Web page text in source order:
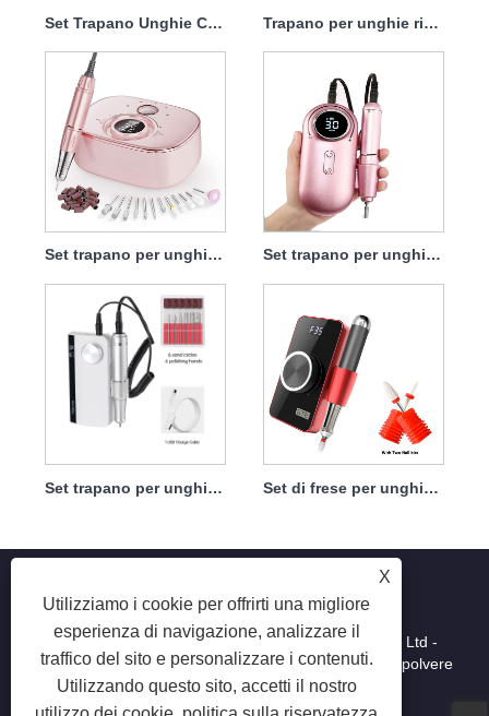
Set Trapano Unghie Cordless Ricaricabile Professionale 45w 40000rpm Trapano per unghie ricaricabile a batteria Potente 45 W 40000 giri/min
Set trapano per unghie ricaricabile con potente manipolo 45w 35000 giri/min Set trapano per unghie ricaricabile 45w 35000rpm
X
Utilizziamo i cookie per offrirti una migliore
esperienza di navigazione, analizzare il
traffico del sito e personalizzare i contenuti.
Utilizzando questo sito, accetti il ​​nostro
Copyright © 2025 Shenzhen Ruina Optoelectronic Co., Ltd -
Lampada per unghie, trapano per unghie, collettore di polvere
per unghie - Tutti i diritti riservati.